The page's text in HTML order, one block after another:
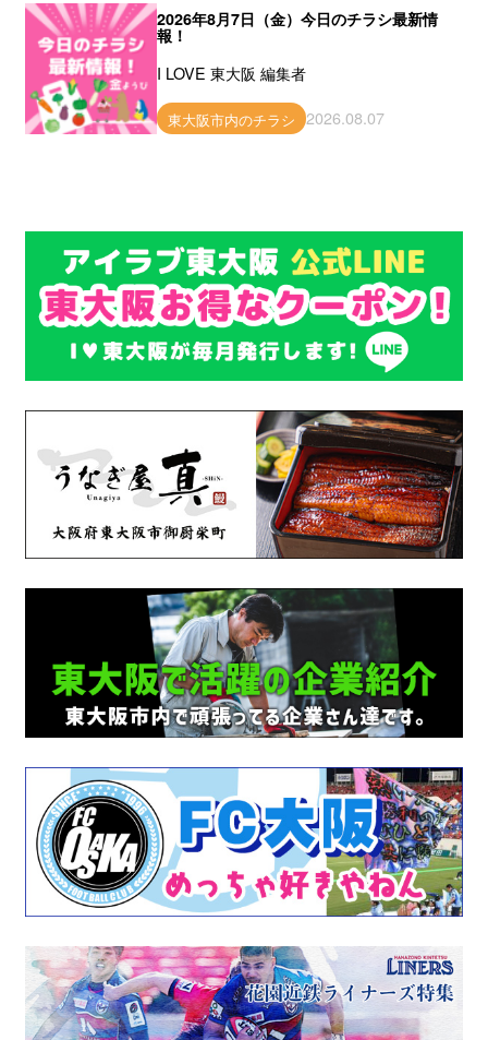
2026年8月7日（金）今日のチラシ最新情
報！
I LOVE 東大阪 編集者
東大阪市内のチラシ 2026.08.07